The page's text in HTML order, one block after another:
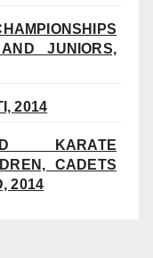
JUNIORS,
2014
KARATE
CADETS
2014